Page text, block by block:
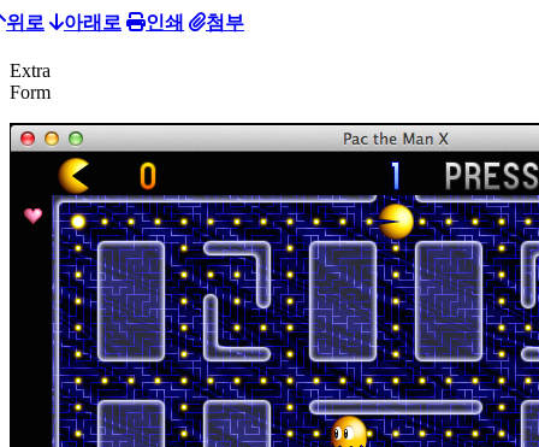
위로 아래로 인쇄 첨부
Extra
Form